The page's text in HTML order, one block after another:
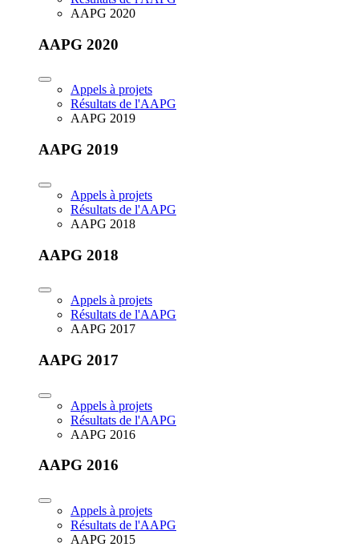
AAPG 2020
AAPG 2020
Appels à projets
Résultats de l'AAPG
AAPG 2019
AAPG 2019
Appels à projets
Résultats de l'AAPG
AAPG 2018
AAPG 2018
Appels à projets
Résultats de l'AAPG
AAPG 2017
AAPG 2017
Appels à projets
Résultats de l'AAPG
AAPG 2016
AAPG 2016
Appels à projets
Résultats de l'AAPG
AAPG 2015